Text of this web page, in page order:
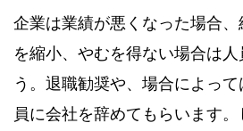
企業は業績が悪くなった場合
を縮小、やむを得ない場合は
う。退職勧奨や、場合によっ
員に会社を辞めてもらいます